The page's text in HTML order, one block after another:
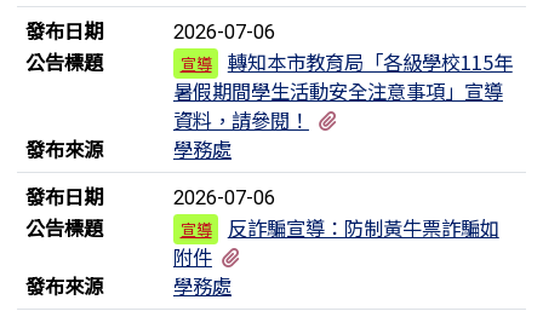
發布日期
2026-07-06
公告標題 宣導
轉知本市教育局「各級學校115年
暑假期間學生活動安全注意事項」宣導
資料，請參閱！
發布來源
學務處
發布日期
2026-07-06
公告標題 宣導
反詐騙宣導：防制黃牛票詐騙如
附件
發布來源
學務處